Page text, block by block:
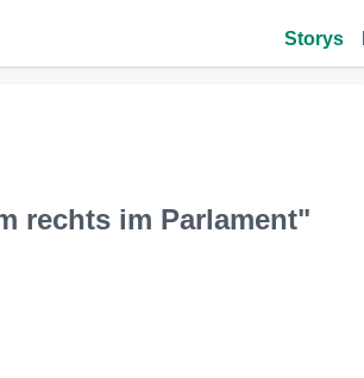
Storys
rechts im Parlament"